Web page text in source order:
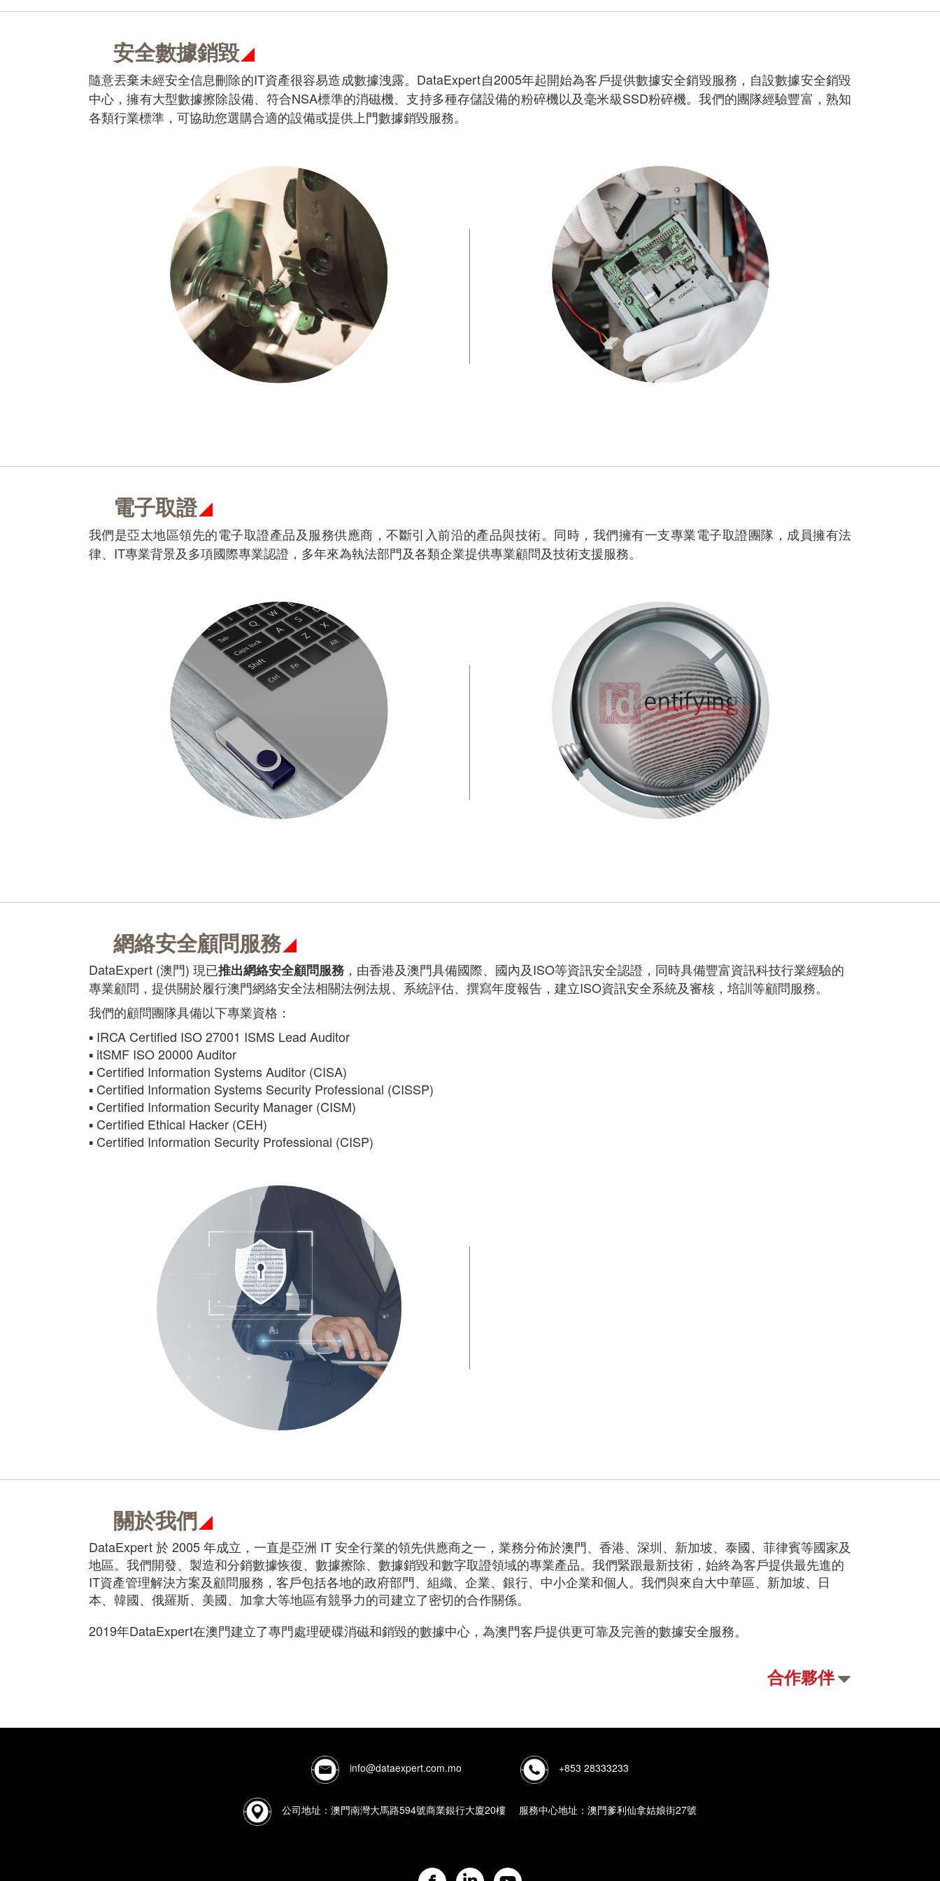
安全數據銷毀
隨意丟棄未經安全信息刪除的IT資產很容易造成數據洩露。DataExpert自2005年起開始為客戶提供數據安全銷毀服務，自設數據安全銷毀
中心，擁有大型數據擦除設備、符合NSA標準的消磁機、支持多種存儲設備的粉碎機以及毫米級SSD粉碎機。我們的團隊經驗豐富，熟知
各類行業標準，可協助您選購合適的設備或提供上門數據銷毀服務。
電子取證
我們是亞太地區領先的電子取證產品及服務供應商，不斷引入前沿的產品與技術。同時，我們擁有一支專業電子取證團隊，成員擁有法
律、IT專業背景及多項國際專業認證，多年來為執法部門及各類企業提供專業顧問及技術支援服務。
網絡安全顧問服務
DataExpert (澳門) 現已推出網絡安全顧問服務 ，由香港及澳門具備國際、國內及ISO等資訊安全認證，同時具備豐富資訊科技行業經驗的
專業顧問，提供關於履行澳門網絡安全法相關法例法規、系統評估、撰寫年度報告，建立ISO資訊安全系統及審核，培訓等顧問服務。
我們的顧問團隊具備以下專業資格：
▪ IRCA Certified ISO 27001 ISMS Lead Auditor
▪ itSMF ISO 20000 Auditor
▪ Certified Information Systems Auditor (CISA)
▪ Certified Information Systems Security Professional (CISSP)
▪ Certified Information Security Manager (CISM)
▪ Certified Ethical Hacker (CEH)
▪ Certified Information Security Professional (CISP)
關於我們
DataExpert 於 2005 年成立，一直是亞洲 IT 安全行業的領先供應商之一，業務分佈於澳門、香港、深圳、新加坡、泰國、菲律賓等國家及
地區。我們開發、製造和分銷數據恢復、數據擦除、數據銷毀和數字取證領域的專業產品。我們緊跟最新技術，始終為客戶提供最先進的
IT資產管理解決方案及顧問服務，客戶包括各地的政府部門、組織、企業、銀行、中小企業和個人。我們與來自大中華區、新加坡、日
本、韓國、俄羅斯、美國、加拿大等地區有競爭力的司建立了密切的合作關係。
2019年DataExpert在澳門建立了專門處理硬碟消磁和銷毀的數據中心，為澳門客戶提供更可靠及完善的數據安全服務。
合作夥伴
info@dataexpert.com.mo +853 28333233
公司地址：澳門南灣大馬路594號商業銀行大廈20樓 服務中心地址：澳門爹利仙拿姑娘街27號